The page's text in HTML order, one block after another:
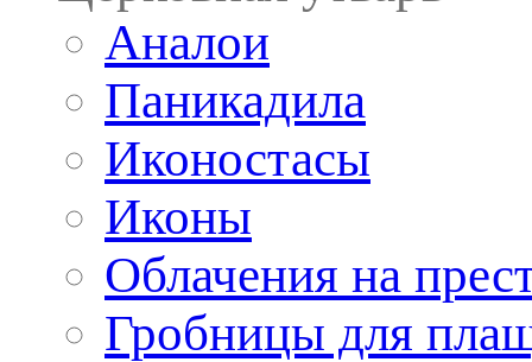
Аналои
Паникадила
Иконостасы
Иконы
Облачения на
Гробницы для